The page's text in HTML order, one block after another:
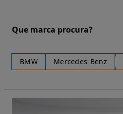
Que marca procura?
BMW Mercedes-Benz